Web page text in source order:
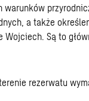
a także
Są to